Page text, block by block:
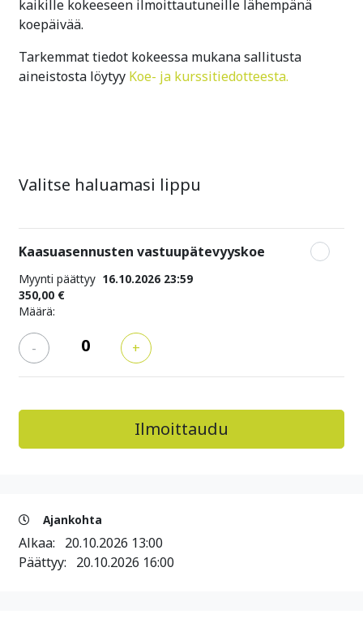
kaikille kokeeseen ilmoittautuneille lähempänä
koepäivää.
Tarkemmat tiedot kokeessa mukana sallitusta
aineistosta löytyy Koe- ja kurssitiedotteesta.
Valitse haluamasi lippu
Kaasuasennusten vastuupätevyyskoe
Myynti päättyy 16.10.2026 23:59
350,00 €
Määrä:
- +
Ajankohta
Alkaa: 20.10.2026 13:00
Päättyy: 20.10.2026 16:00